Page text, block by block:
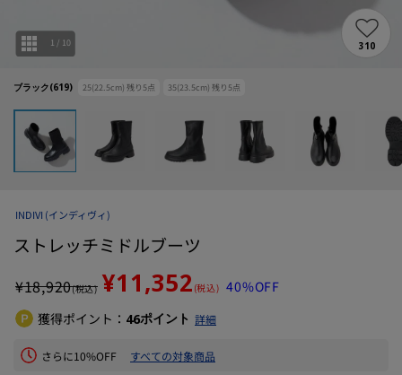
ブラック(619) 25(22.5cm) 残り 5点 35(23.5cm) 残り 5点
1 / 10 310
INDIVI (インディヴィ)
ストレッチミドルブーツ
¥18,920(税込) ¥11,352 (税込) 40%OFF
獲得ポイント： 46ポイント 詳細
さらに10%OFF すべての対象商品